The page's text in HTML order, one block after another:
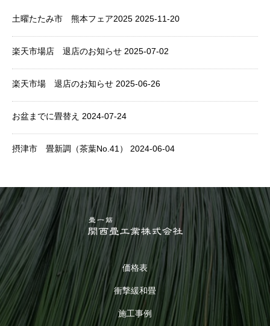
土曜たたみ市 熊本フェア2025 2025-11-20
楽天市場店 退店のお知らせ 2025-07-02
楽天市場 退店のお知らせ 2025-06-26
お盆までに畳替え 2024-07-24
摂津市 畳新調（茶葉No.41） 2024-06-04
価格表
衝撃緩和畳
施工事例